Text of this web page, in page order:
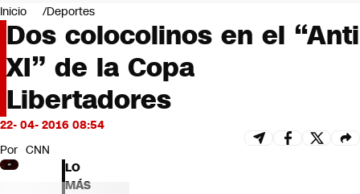
Negocios
Deportes
Programas completos
Cultura
Servicios
Bits
CNN tiempo
Futuro 360
Opinión
Inicio Deportes
Dos colocolinos en el “Anti
XI” de la Copa
Libertadores
22- 04- 2016 08:54
Por CNN
LO
MÁS